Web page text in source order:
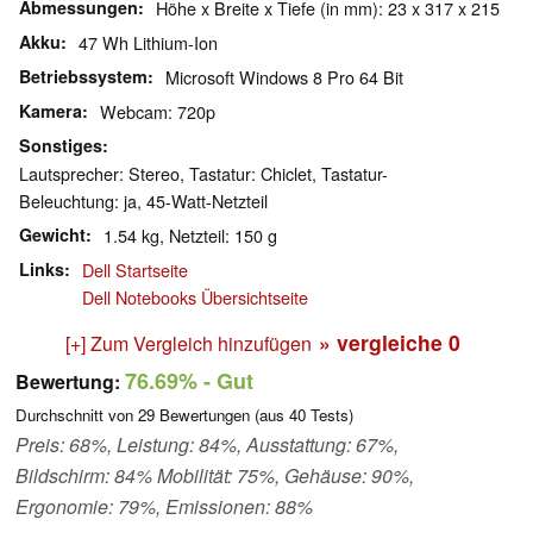
Abmessungen Höhe x Breite x Tiefe (in mm): 23 x 317 x 215
Akku 47 Wh Lithium-Ion
Betriebssystem Microsoft Windows 8 Pro 64 Bit
Kamera Webcam: 720p
Sonstiges
Lautsprecher: Stereo, Tastatur: Chiclet, Tastatur-
Beleuchtung: ja, 45-Watt-Netzteil
Gewicht 1.54 kg, Netzteil: 150 g
Links
Dell Startseite
Dell Notebooks Übersichtseite
[+] Zum Vergleich hinzufügen » vergleiche 0
Bewertung: 76.69%- Gut
Durchschnitt von 29 Bewertungen (aus 40 Tests)
Preis: 68%, Leistung: 84%, Ausstattung: 67%,
Bildschirm: 84% Mobilität: 75%, Gehäuse: 90%,
Ergonomie: 79%, Emissionen: 88%